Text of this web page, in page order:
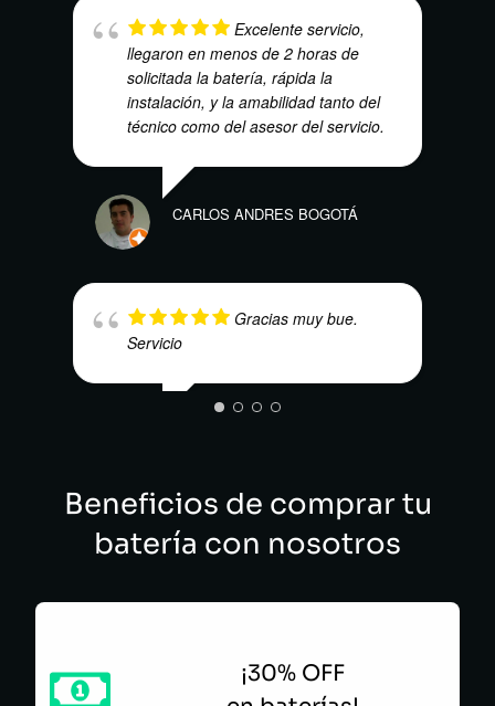
Excelente servicio,
llegaron en menos de 2 horas de
solicitada la batería, rápida la
instalación, y la amabilidad tanto del
técnico como del asesor del servicio.
CARLOS ANDRES BOGOTÁ
Gracias muy bue.
Servicio
Beneficios de comprar tu
batería con nosotros
¡30% OFF